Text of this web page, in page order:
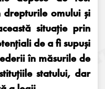
drepturile omului și
situație prin
de a fi supuși
în măsurile de
statului, dar